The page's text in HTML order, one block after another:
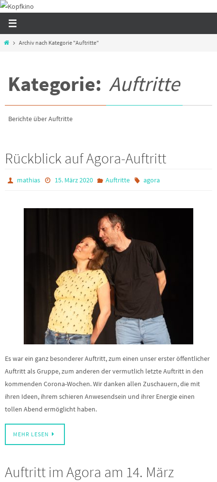
Zum
Inhalt
StartArchiv nach Kategorie "Auftritte"
Kategorie: Auftritte
Berichte über Auftritte
Rückblick auf Agora-Auftritt
mathias 15. März 2020 Auftritte agora
Es war ein ganz besonderer Auftritt, zum einen unser erster öffentlicher
Auftritt als Gruppe, zum anderen der vermutlich letzte Auftritt in den
kommenden Corona-Wochen. Wir danken allen Zuschauern, die mit
ihren Ideen, ihrem schieren Anwesendsein und ihrer Energie einen
tollen Abend ermöglicht haben.
MEHR LESEN
Auftritt im Agora am 14. März